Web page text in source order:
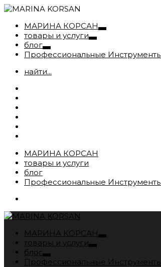
МАРИНА КОРСАН
товары и услуги
блог
Профессиональные
найти...
МАРИНА КОРСАН
товары и услуги
блог
Профессиональные
МАРИНА КОРСАН
товары и услуги
блог
Профессиональные